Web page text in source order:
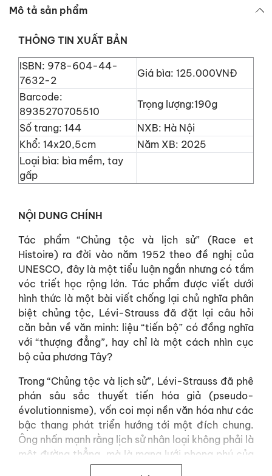
Mô tả sản phẩm
THÔNG TIN XUẤT BẢN
ISBN: 978-604-44-
7632-2
Giá bìa: 125.000VNĐ
Barcode:
8935270705510
Trọng lượng:190g
Số trang: 144
NXB: Hà Nội
Khổ: 14x20,5cm
Năm XB: 2025
Loại bìa: bìa mềm, tay
gấp
NỘI DUNG CHÍNH
Tác phẩm “Chủng tộc và lịch sử” (Race et
Histoire) ra đời vào năm 1952 theo đề nghị của
UNESCO, đây là một tiểu luận ngắn nhưng có tầm
vóc triết học rộng lớn. Tác phẩm được viết dưới
hình thức là một bài viết chống lại chủ nghĩa phân
biệt chủng tộc, Lévi-Strauss đã đặt lại câu hỏi
căn bản về văn minh: liệu “tiến bộ” có đồng nghĩa
với “thượng đẳng”, hay chỉ là một cách nhìn cục
bộ của phương Tây?
Trong “Chủng tộc và lịch sử”, Lévi-Strauss đã phê
phán sâu sắc thuyết tiến hóa giả (pseudo-
évolutionnisme), vốn coi mọi nền văn hóa như các
bậc thang phát triển hướng tới một đích chung.
Ông nhấn mạnh rằng lịch sử nhân loại không phải là
một đường thẳng, mà là mạng lưới phong phú của
những “lịch sử lũy tích” và “lịch sử đứng yên”, nơi